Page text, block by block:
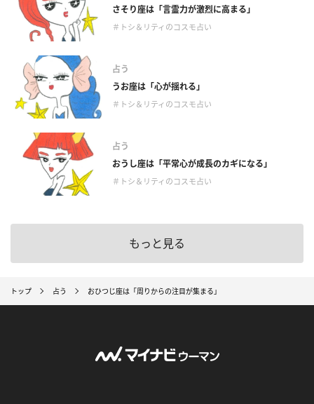
さそり座は「言霊力が激烈に高まる」
＃トシ＆リティのコスモ占い
占う
うお座は「心が揺れる」
＃トシ＆リティのコスモ占い
占う
おうし座は「平常心が成長のカギになる」
＃トシ＆リティのコスモ占い
もっと見る
トップ 占う おひつじ座は「周りからの注目が集まる」